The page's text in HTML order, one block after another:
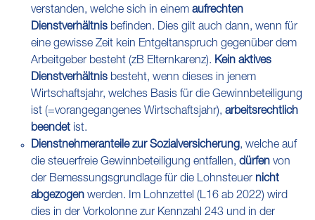
verstanden, welche sich in einem aufrechten
Dienstverhältnis befinden. Dies gilt auch dann, wenn für
eine gewisse Zeit kein Entgeltanspruch gegenüber dem
Arbeitgeber besteht (zB Elternkarenz). Kein aktives
Dienstverhältnis besteht, wenn dieses in jenem
Wirtschaftsjahr, welches Basis für die Gewinnbeteiligung
ist (=vorangegangenes Wirtschaftsjahr), arbeitsrechtlich
beendet ist.
Dienstnehmeranteile zur Sozialversicherung, welche auf
die steuerfreie Gewinnbeteiligung entfallen, dürfen von
der Bemessungsgrundlage für die Lohnsteuer nicht
abgezogen werden. Im Lohnzettel (L16 ab 2022) wird
dies in der Vorkolonne zur Kennzahl 243 und in der